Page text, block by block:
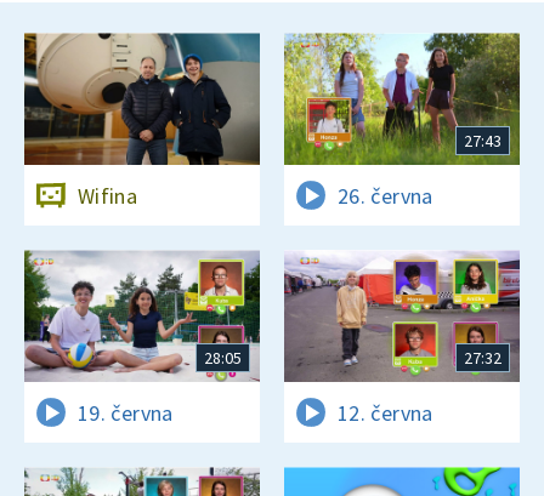
Wifina
27:43
26. června
28:05
19. června
27:32
12. června